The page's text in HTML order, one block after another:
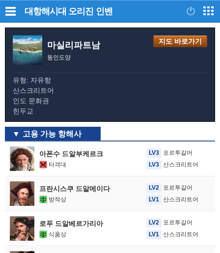
대항해시대 오리진 인벤
마실리파트남
동인도양
지도 바로가기
유형: 자유항
산스크리트어
인도 문화권
힌두교
고용 가능 항해사
아폰수 드알부케르크
타격대
LV3
포르투갈어
LV3 산스크리트어
프란시스쿠 드알메이다
방적상
LV2
포르투갈어
LV1
산스크리트어
로푸 드알베르가리아
식품상
LV2
포르투갈어
LV1
산스크리트어